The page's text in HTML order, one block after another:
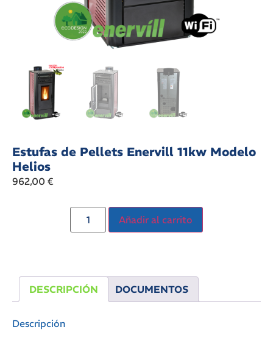
Estufas de Pellets Enervill 11kw Modelo
Helios
962,00 €
Añadir al carrito
DESCRIPCIÓN DOCUMENTOS
Descripción